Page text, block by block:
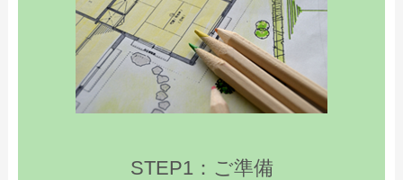
STEP1：ご準備